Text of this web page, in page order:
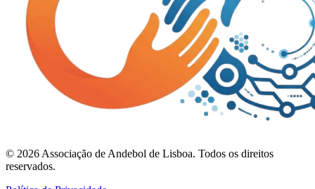
© 2026 Associação de Andebol de Lisboa. Todos os direitos
reservados.